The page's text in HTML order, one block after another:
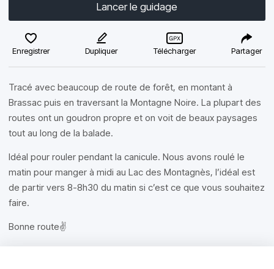
Lancer le guidage
Enregistrer Dupliquer Télécharger Partager
Tracé avec beaucoup de route de forêt, en montant à
Brassac puis en traversant la Montagne Noire. La plupart des
routes ont un goudron propre et on voit de beaux paysages
tout au long de la balade.
Idéal pour rouler pendant la canicule. Nous avons roulé le
matin pour manger à midi au Lac des Montagnès, l’idéal est
de partir vers 8-8h30 du matin si c’est ce que vous souhaitez
faire.
Bonne route✌️